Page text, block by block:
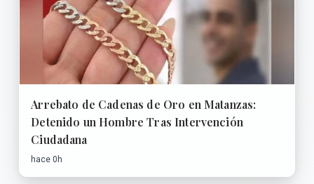
Arrebato de Cadenas de Oro en Matanzas:
Detenido un Hombre Tras Intervención
Ciudadana
hace 0h